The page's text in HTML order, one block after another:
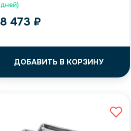
дней)
8 473 ₽
ДОБАВИТЬ В КОРЗИНУ